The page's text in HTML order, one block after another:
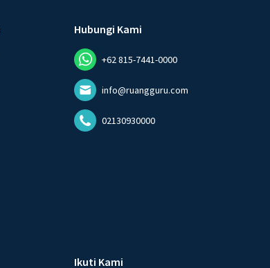
Hubungi Kami
+62 815-7441-0000
info@ruangguru.com
02130930000
Ikuti Kami